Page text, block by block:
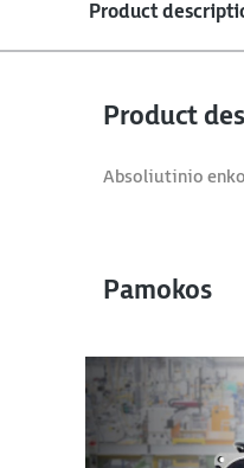
Product
Product
Absoliutinio
Pamokos